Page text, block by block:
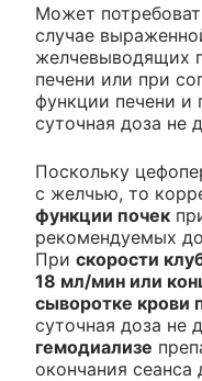
Может
случае
желчевыводящих
печени или при
функции печени и
суточная доза не
Поскольку
с желчью, то
функции почек
рекомендуемых
При скорости
18 мл/мин или
сыворотке крови
суточная доза не
гемодиализе
окончания сеанса